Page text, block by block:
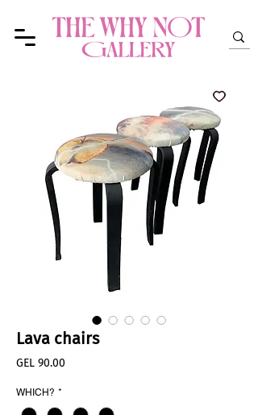
Lava chairs
GEL 90.00
WHICH? *